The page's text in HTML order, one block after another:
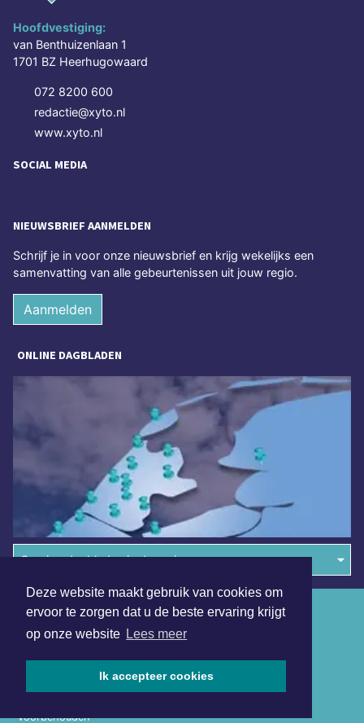
Deze website maakt gebruik van cookies om
ervoor te zorgen dat u de beste ervaring krijgt
op onze website Lees meer
Ik accepteer cookies
Hoofdvestiging:
van Benthuizenlaan 1
1701 BZ Heerhugowaard
072 8200 600
redactie@xyto.nl
www.xyto.nl
SOCIAL MEDIA
NIEUWSBRIEF AANMELDEN
Schrijf je in voor onze nieuwsbrief en krijg wekelijks een
samenvatting van alle gebeurtenissen uit jouw regio.
Aanmelden
ONLINE DAGBLADEN
Overige dagbladen in de regio
voorbehouden
Algemene voorwaarden
Disclaimer